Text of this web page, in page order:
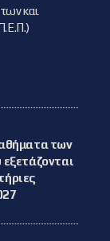
και
των
εξετάζονται